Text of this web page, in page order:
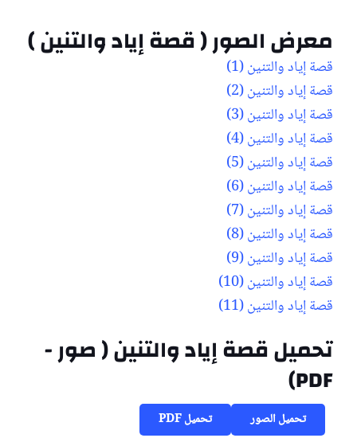
معرض الصور ( قصة إياد والتنين )
قصة إياد والتنين (1)
قصة إياد والتنين (2)
قصة إياد والتنين (3)
قصة إياد والتنين (4)
قصة إياد والتنين (5)
قصة إياد والتنين (6)
قصة إياد والتنين (7)
قصة إياد والتنين (8)
قصة إياد والتنين (9)
قصة إياد والتنين (10)
قصة إياد والتنين (11)
تحميل قصة إياد والتنين ( صور -
PDF)
تحميل الصور تحميل PDF